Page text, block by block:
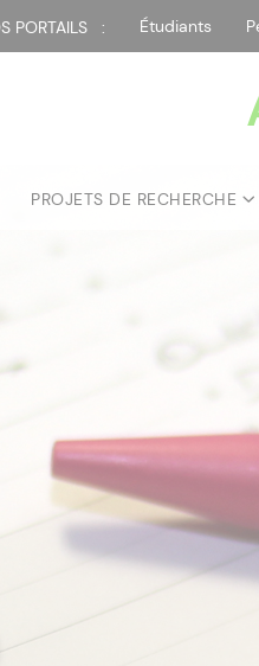
PORTAILS : Étudiants
PROJETS DE RECHERCHE